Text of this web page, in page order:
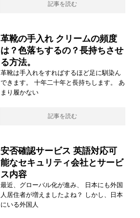
記事を読む
革靴の手入れ クリームの頻度
は？色落ちするの？長持ちさせ
る方法。
革靴は手入れをすればするほど足に馴染ん
できます。 十年二十年と長持ちします。 あ
まり履かない
記事を読む
安否確認サービス 英語対応可
能なセキュリティ会社とサービ
ス内容
最近、グローバル化が進み、 日本にも外国
人居住者が増えましたよね？ しかし、日本
にいる外国人